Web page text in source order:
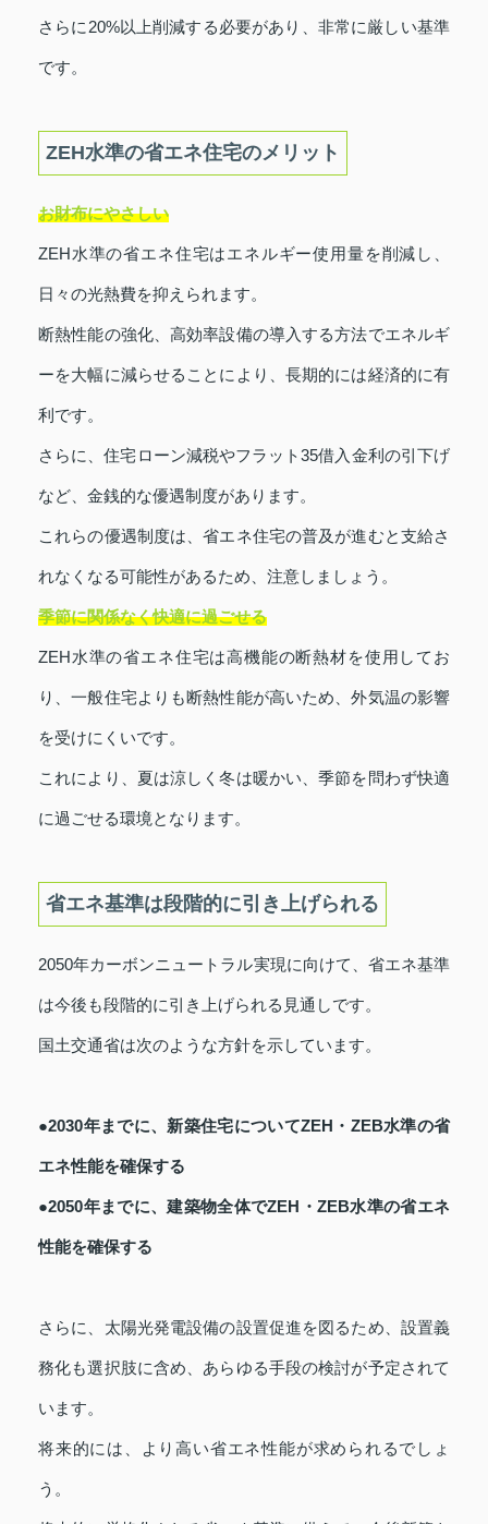
さらに20%以上削減する必要があり、非常に厳しい基準
です。
ZEH水準の省エネ住宅のメリット
お財布にやさしい
ZEH水準の省エネ住宅はエネルギー使用量を削減し、
日々の光熱費を抑えられます。
断熱性能の強化、高効率設備の導入する方法でエネルギ
ーを大幅に減らせることにより、長期的には経済的に有
利です。
さらに、住宅ローン減税やフラット35借入金利の引下げ
など、金銭的な優遇制度があります。
これらの優遇制度は、省エネ住宅の普及が進むと支給さ
れなくなる可能性があるため、注意しましょう。
季節に関係なく快適に過ごせる
ZEH水準の省エネ住宅は高機能の断熱材を使用してお
り、一般住宅よりも断熱性能が高いため、外気温の影響
を受けにくいです。
これにより、夏は涼しく冬は暖かい、季節を問わず快適
に過ごせる環境となります。
省エネ基準は段階的に引き上げられる
2050年カーボンニュートラル実現に向けて、省エネ基準
は今後も段階的に引き上げられる見通しです。
国土交通省は次のような方針を示しています。
●2030年までに、新築住宅についてZEH・ZEB水準の省
エネ性能を確保する
●2050年までに、建築物全体でZEH・ZEB水準の省エネ
性能を確保する
さらに、太陽光発電設備の設置促進を図るため、設置義
務化も選択肢に含め、あらゆる手段の検討が予定されて
います。
将来的には、より高い省エネ性能が求められるでしょ
う。